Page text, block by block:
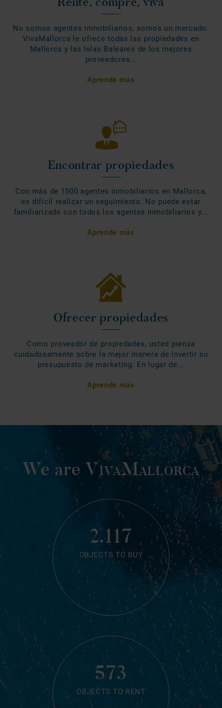
No somos agentes inmobiliarios, somos un mercado.
VivaMallorca le ofrece todas las propiedades en
Mallorca y las Islas Baleares de los mejores
proveedores...
Aprende más
Encontrar propiedades
Con más de 1500 agentes inmobiliarios en Mallorca,
es difícil realizar un seguimiento. No puede estar
familiarizado con todos los agentes inmobiliarios y...
Aprende más
Ofrecer propiedades
Como proveedor de propiedades, usted piensa
cuidadosamente sobre la mejor manera de invertir su
presupuesto de marketing. En lugar de...
Aprende más
We areVivaMallorca
2.117
OBJECTS TO BUY
573
OBJECTS TO RENT